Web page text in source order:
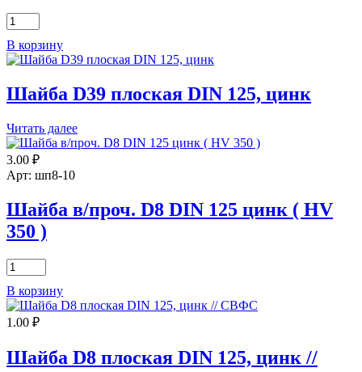
Количество
товара
Шайба
в/
D27
DIN
125
цинк
(
HV
350
В корзину
Шайба D39 плоская DIN 125, цинк
Читать далее
3.00 ₽
Арт: шп8-10
Шайба в/проч. D8 DIN 125 цинк ( HV
350 )
Количество
товара
Шайба
в/
проч.
DIN
125
В корзину
1.00 ₽
Шайба D8 плоская DIN 125, цинк //